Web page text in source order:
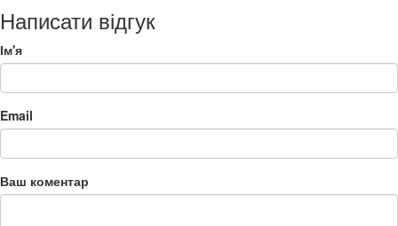
Написати відгук
Ім'я
Email
Ваш коментар